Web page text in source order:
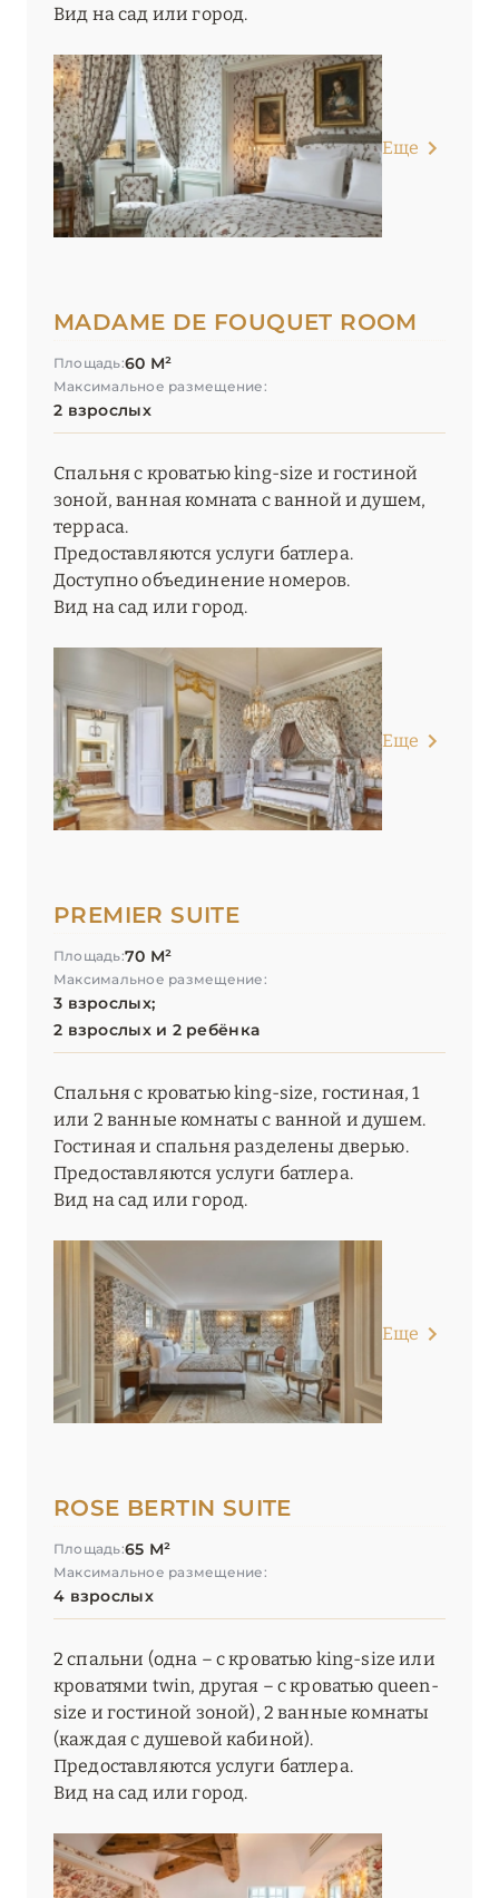
Вид на сад или город.
Еще
MADAME DE FOUQUET ROOM
Площадь:60 М²
Максимальное размещение:
2 взрослых
Спальня с кроватью king-size и гостиной
зоной, ванная комната с ванной и душем,
терраса.
Предоставляются услуги батлера.
Доступно объединение номеров.
Вид на сад или город.
Еще
PREMIER SUITE
Площадь:70 М²
Максимальное размещение:
3 взрослых;
2 взрослых и 2 ребёнка
Спальня с кроватью king-size, гостиная, 1
или 2 ванные комнаты с ванной и душем.
Гостиная и спальня разделены дверью.
Предоставляются услуги батлера.
Вид на сад или город.
Еще
ROSE BERTIN SUITE
Площадь:65 М²
Максимальное размещение:
4 взрослых
2 спальни (одна – с кроватью king-size или
кроватями twin, другая – с кроватью queen-
size и гостиной зоной), 2 ванные комнаты
(каждая с душевой кабиной).
Предоставляются услуги батлера.
Вид на сад или город.